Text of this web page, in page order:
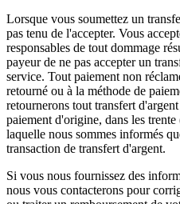
Lorsque vous soumettez un
pas tenu de l'accepter. Vous
responsables de tout dommage
payeur de ne pas accepter un
service. Tout paiement non
retourné ou à la méthode de
retournerons tout transfert
paiement d'origine, dans les
laquelle nous sommes informés
transaction de transfert d'argent.
Si vous nous fournissez des
nous vous contacterons pour